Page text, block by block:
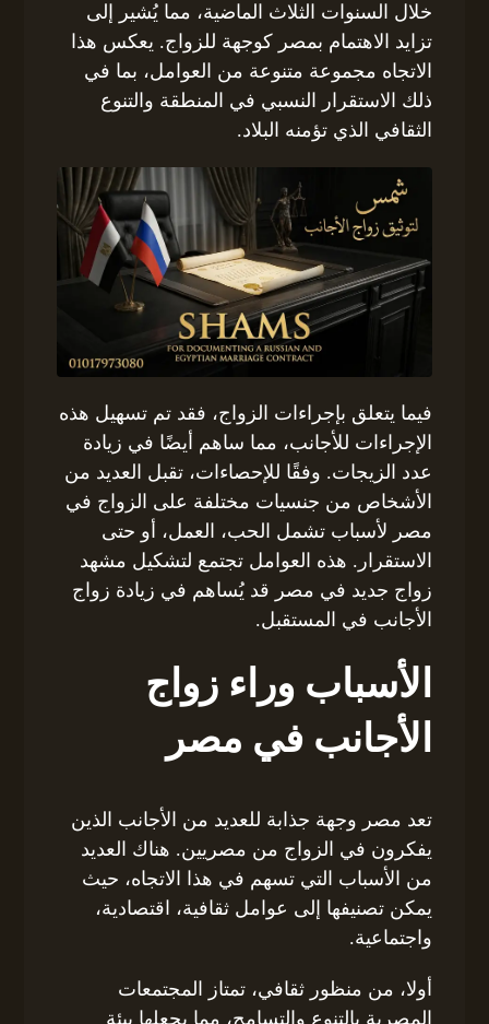
خلال السنوات الثلاث الماضية، مما يُشير إلى
تزايد الاهتمام بمصر كوجهة للزواج. يعكس هذا
الاتجاه مجموعة متنوعة من العوامل، بما في
ذلك الاستقرار النسبي في المنطقة والتنوع
الثقافي الذي تؤمنه البلاد.
فيما يتعلق بإجراءات الزواج، فقد تم تسهيل هذه
الإجراءات للأجانب، مما ساهم أيضًا في زيادة
عدد الزيجات. وفقًا للإحصاءات، تقبل العديد من
الأشخاص من جنسيات مختلفة على الزواج في
مصر لأسباب تشمل الحب، العمل، أو حتى
الاستقرار. هذه العوامل تجتمع لتشكيل مشهد
زواج جديد في مصر قد يُساهم في زيادة زواج
الأجانب في المستقبل.
الأسباب وراء زواج
الأجانب في مصر
تعد مصر وجهة جذابة للعديد من الأجانب الذين
يفكرون في الزواج من مصريين. هناك العديد
من الأسباب التي تسهم في هذا الاتجاه، حيث
يمكن تصنيفها إلى عوامل ثقافية، اقتصادية،
واجتماعية.
أولا، من منظور ثقافي، تمتاز المجتمعات
المصرية بالتنوع والتسامح، مما يجعلها بيئة